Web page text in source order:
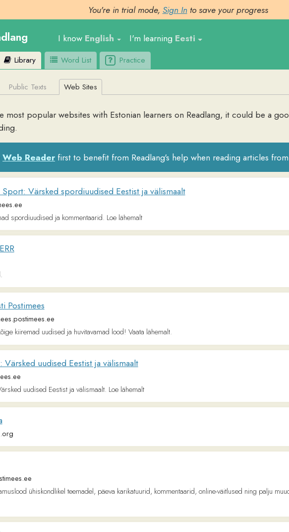
You're in trial mode, Sign In to save your progress
I know English I'm learningEesti
Word List Practice
Web Sites
Readerfirst to benefit from Readlang's help when reading articles from these
Värsked spordiuudised Eestist ja välismaalt
ja kommentaarid. Loe lähemalt
kiiremad uudised ja huvitavamad lood! Vaata lähemalt.
uudised Eestist ja välismaalt
uudised Eestist ja välismaalt. Loe lähemalt
ühiskondlikel teemadel, päeva karikatuurid, kommentaarid, online-väitlused ning palju muud leiab
toimuvast: kultuur, arvamus, sport, varia ja palju muud.